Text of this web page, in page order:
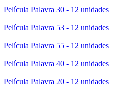
Película Palavra 30 - 12 unidades
Película Palavra 53 - 12 unidades
Película Palavra 55 - 12 unidades
Película Palavra 40 - 12 unidades
Película Palavra 20 - 12 unidades